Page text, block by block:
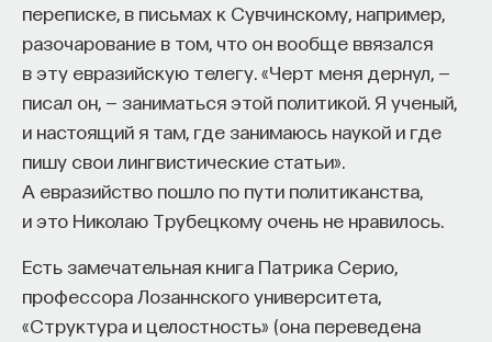
переписке, в письмах к Сувчинскому, например,
разочарование в том, что он вообще ввязался
в эту евразийскую телегу. «Черт меня дернул, —
писал он, — заниматься этой политикой. Я ученый,
и настоящий я там, где занимаюсь наукой и где
пишу свои лингвистические статьи».
А евразийство пошло по пути политиканства,
и это Николаю Трубецкому очень не нравилось.
Есть замечательная книга Патрика Серио,
профессора Лозаннского университета,
«Структура и целостность» (она переведена
Что такое партнёрский материал?
просвещения!
ПОДДЕРЖАТЬ ПОСТНАУКУ